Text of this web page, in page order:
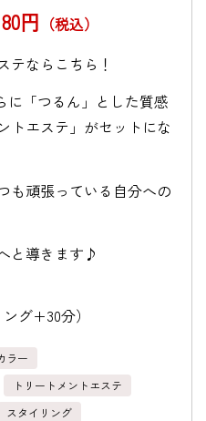
円 （税込）
テならこちら！
に「つるん」とした質感
トエステ」がセットにな
も頑張っている自分への
と導きます♪
グ+30分）
ラー
トリートメントエステ
スタイリング